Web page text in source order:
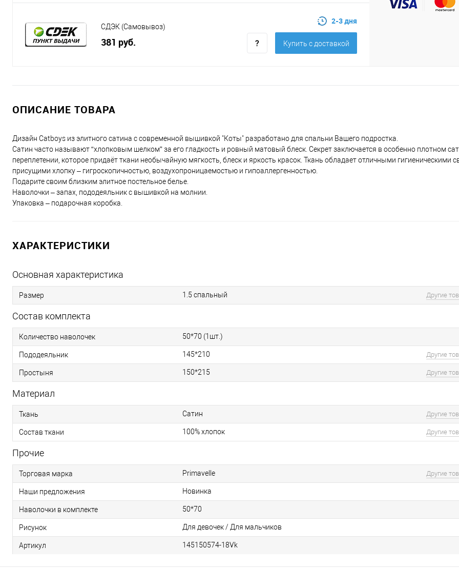
СДЭК (Самовывоз)
381 руб.
2-3 дня
Купить c доставкой
ОПИСАНИЕ ТОВАРА
Дизайн Catboys из элитного сатина с современной вышивкой "Коты" разработано для спальни Вашего подростка.
Сатин часто называют “хлопковым шелком” за его гладкость и ровный матовый блеск. Секрет заключается в особенно плотном
переплетении, которое придаёт ткани необычайную мягкость, блеск и яркость красок. Ткань обладает отличными гигиеническими
присущими хлопку – гигроскопичностью, воздухопроницаемостью и гипоаллергенностью.
Подарите своим близким элитное постельное белье.
Наволочки – запах, пододеяльник с вышивкой на молнии.
Упаковка – подарочная коробка.
ХАРАКТЕРИСТИКИ
Основная характеристика
Размер 1.5 спальный Другие
Состав комплекта
Количество наволочек 50*70 (1шт.)
Пододеяльник 145*210 Другие
Простыня 150*215 Другие
Материал
Ткань Сатин Другие
Состав ткани 100% хлопок Другие
Прочие
Торговая марка Primavelle Другие
Наши предложения Новинка
Наволочки в комплекте 50*70
Рисунок Для девочек / Для мальчиков
Артикул 145150574-18Vk